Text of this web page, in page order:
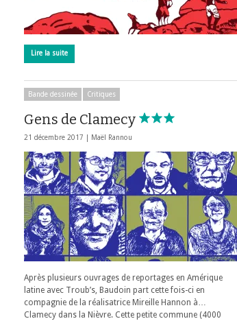
Lire la suite
Bande dessinée Critiques
Gens de Clamecy
21 décembre 2017 | Maël Rannou
Après plusieurs ouvrages de reportages en Amérique
latine avec Troub’s, Baudoin part cette fois-ci en
compagnie de la réalisatrice Mireille Hannon à…
Clamecy dans la Nièvre. Cette petite commune (4000